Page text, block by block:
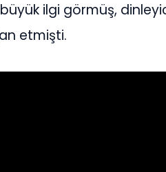
büyük ilgi görmüş,
etmişti.